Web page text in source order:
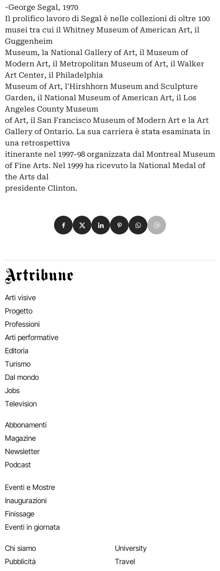
-George Segal, 1970
Il prolifico lavoro di Segal è nelle collezioni di oltre 100
musei tra cui il Whitney Museum of American Art, il
Guggenheim
Museum, la National Gallery of Art, il Museum of
Modern Art, il Metropolitan Museum of Art, il Walker
Art Center, il Philadelphia
Museum of Art, l'Hirshhorn Museum and Sculpture
Garden, il National Museum of American Art, il Los
Angeles County Museum
of Art, il San Francisco Museum of Modern Art e la Art
Gallery of Ontario. La sua carriera è stata esaminata in
una retrospettiva
itinerante nel 1997-98 organizzata dal Montreal Museum
of Fine Arts. Nel 1999 ha ricevuto la National Medal of
the Arts dal
presidente Clinton.
Condividi su Facebook
Condividi su X
Condividi su LinkedIn
Condividi su Pinterest
Condividi su WhatsApp
Condividi su Email
Artribune
Arti visive
Progetto
Professioni
Arti performative
Editoria
Turismo
Dal mondo
Jobs
Television
Abbonamenti
Magazine
Newsletter
Podcast
Eventi e Mostre
Inaugurazioni
Finissage
Eventi in giornata
Chi siamo
Pubblicità
University
Travel